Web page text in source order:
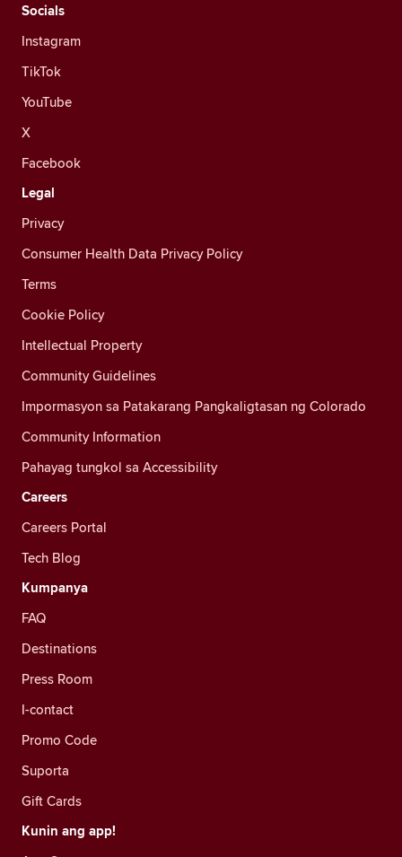
Socials
Instagram
TikTok
YouTube
X
Facebook
Legal
Privacy
Consumer Health Data Privacy Policy
Terms
Cookie Policy
Intellectual Property
Community Guidelines
Impormasyon sa Patakarang Pangkaligtasan ng Colorado
Community Information
Pahayag tungkol sa Accessibility
Careers
Careers Portal
Tech Blog
Kumpanya
FAQ
Destinations
Press Room
I-contact
Promo Code
Suporta
Gift Cards
Kunin ang app!